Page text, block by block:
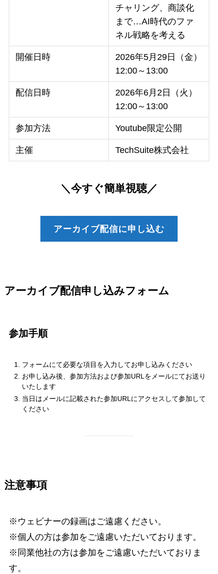
チャリング、商談化
まで…AI時代のファ
ネル戦略を考える
開催日時
2026年5月29日（金）
12:00～13:00
配信日時
2026年6月2日（火）
12:00～13:00
参加方法 Youtube限定公開
主催 TechSuite株式会社
＼今すぐ簡単視聴／
アーカイブ配信に申し込む
アーカイブ配信申し込みフォーム
参加手順
フォームにて必要な項目を入力してお申し込みください
お申し込み後、参加方法および参加URLをメールにてお送り
いたします
当日はメールに記載された参加URLにアクセスして参加して
ください
注意事項
※ウェビナーの録画はご遠慮ください。
※個人の方は参加をご遠慮いただいております。
※同業他社の方は参加をご遠慮いただいておりま
す。